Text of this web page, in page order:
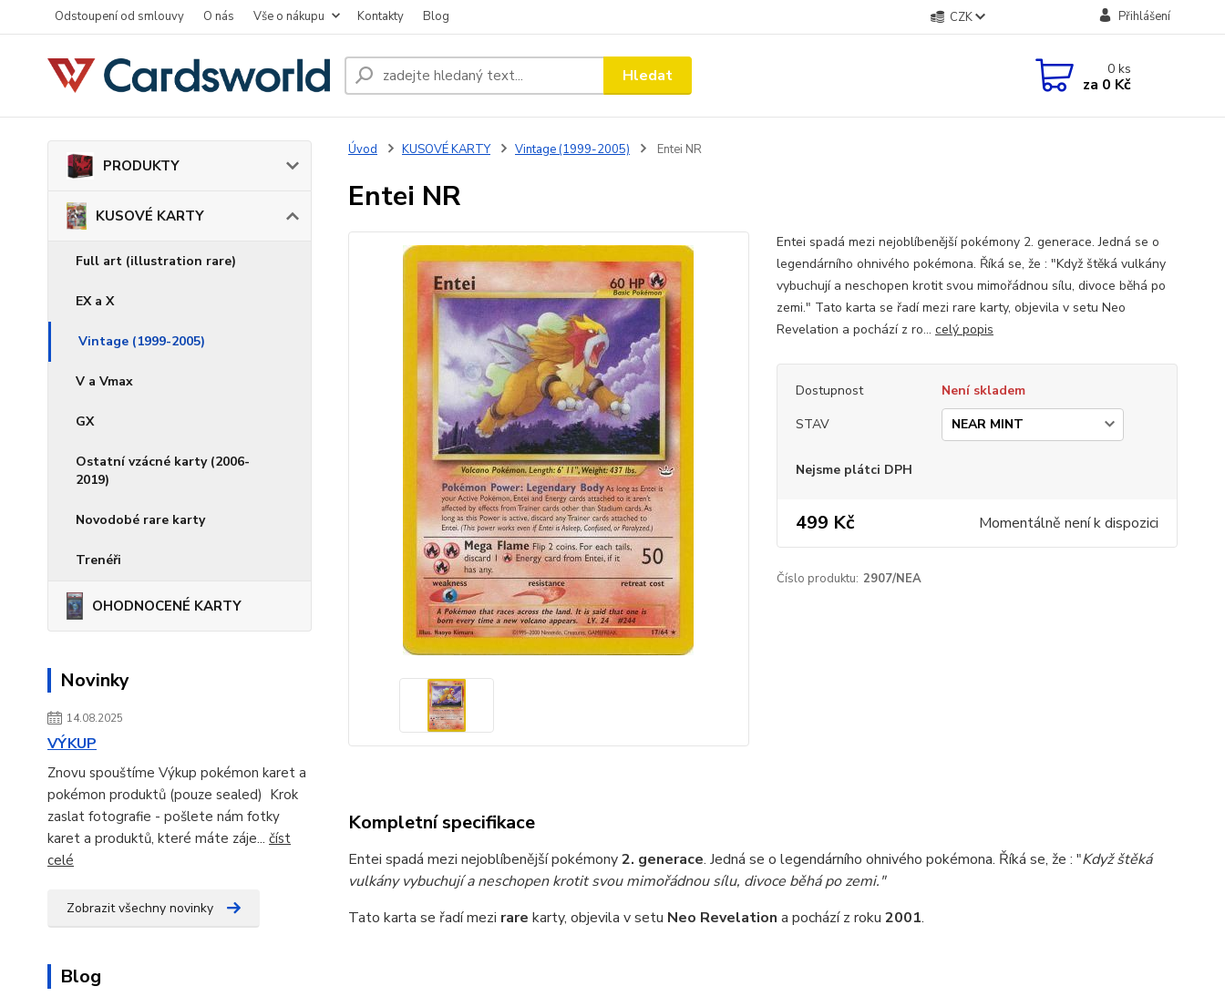
Odstoupení od smlouvy O nás Vše o nákupu Kontakty Blog CZK Přihlášení
Hledat 0ks
za 0 Kč
PRODUKTY
KUSOVÉ KARTY
Full art (illustration rare)
EX a X
Vintage (1999-2005)
V a Vmax
GX
Ostatní vzácné karty (2006-
2019)
Novodobé rare karty
Trenéři
OHODNOCENÉ KARTY
Novinky
14.08.2025
VÝKUP
Znovu spouštíme Výkup pokémon karet a
pokémon produktů (pouze sealed) Krok
zaslat fotografie - pošlete nám fotky
karet a produktů, které máte záje... číst
celé
Zobrazit všechny novinky
Blog
Úvod KUSOVÉ KARTY Vintage (1999-2005) Entei NR
Entei NR
Entei spadá mezi nejoblíbenější pokémony 2. generace. Jedná se o
legendárního ohnivého pokémona. Říká se, že : "Když štěká vulkány
vybuchují a neschopen krotit svou mimořádnou sílu, divoce běhá po
zemi." Tato karta se řadí mezi rare karty, objevila v setu Neo
Revelation a pochází z ro... celý popis
Dostupnost
Není skladem
STAV
Nejsme plátci DPH
499 Kč Momentálně není k dispozici
Číslo produktu: 2907/NEA
Kompletní specifikace
Entei spadá mezi nejoblíbenější pokémony2. generace. Jedná se o legendárního ohnivého pokémona. Říká se, že : "Když štěká
vulkány vybuchují a neschopen krotit svou mimořádnou sílu, divoce běhá po zemi."
Tato karta se řadí mezi rare karty, objevila v setu Neo Revelation a pochází z roku 2001.